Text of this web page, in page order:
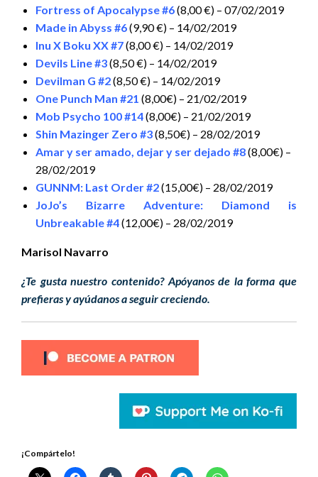
Fortress of Apocalypse #6(8,00 €) – 07/02/2019
Made in Abyss #6(9,90 €) – 14/02/2019
Inu X Boku XX #7(8,00 €) – 14/02/2019
Devils Line #3(8,50 €) – 14/02/2019
Devilman G #2(8,50 €) – 14/02/2019
One Punch Man #21 (8,00€) – 21/02/2019
Mob Psycho 100 #14(8,00€) – 21/02/2019
Shin Mazinger Zero #3(8,50€) – 28/02/2019
Amar y ser amado, dejar y ser dejado #8(8,00€) –
28/02/2019
GUNNM: Last Order #2(15,00€) – 28/02/2019
JoJo’s Bizarre Adventure: Diamond is
Unbreakable #4(12,00€) – 28/02/2019
Marisol Navarro
¿Te gusta nuestro contenido? Apóyanos de la forma que
prefieras y ayúdanos a seguir creciendo.
¡Compártelo!